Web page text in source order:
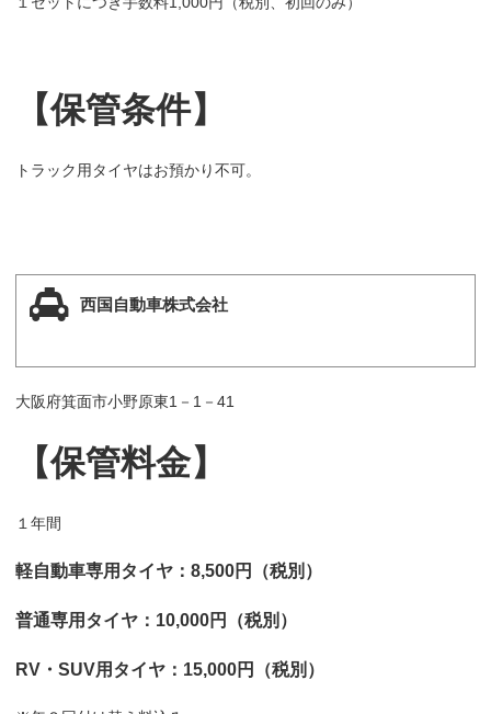
【保管条件】
トラック用タイヤはお預かり不可。
西国自動車株式会社
大阪府箕面市小野原東1－1－41
【保管料金】
１年間
軽自動車専用タイヤ：8,500円（税別）
普通専用タイヤ：10,000円（税別）
RV・SUV用タイヤ：15,000円（税別）